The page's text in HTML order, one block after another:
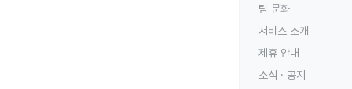
팀 문화
서비스 소개
제휴 안내
소식 · 공지